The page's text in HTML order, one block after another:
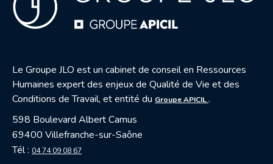
Le Groupe JLO est un cabinet de conseil en Ressources
Humaines expert des enjeux de Qualité de Vie et des
Conditions de Travail, et entité du Groupe APICIL.
598 Boulevard Albert Camus
69400 Villefranche-sur-Saône
Tél : 04 74 09 08 67